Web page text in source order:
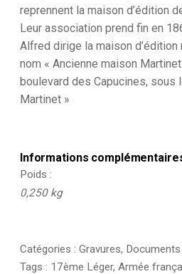
reprennent la maison d’édition
Leur association prend fin en
Alfred dirige la maison
nom « Ancienne maison
boulevard des Capucines, sous
Martinet »
Informations
Poids
0,250 kg
Catégories : Gravures, Documents
Tags : 17ème Léger, Armée